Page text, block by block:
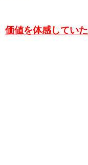
価値を体感してい